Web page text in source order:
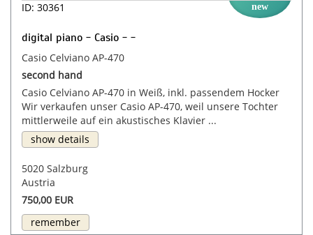
ID: 30361 new
digital piano - Casio - -
Casio Celviano AP-470
second hand
Casio Celviano AP-470 in Weiß, inkl. passendem Hocker
Wir verkaufen unser Casio AP-470, weil unsere Tochter
mittlerweile auf ein akustisches Klavier ...
show details
5020 Salzburg
Austria
750,00 EUR
remember